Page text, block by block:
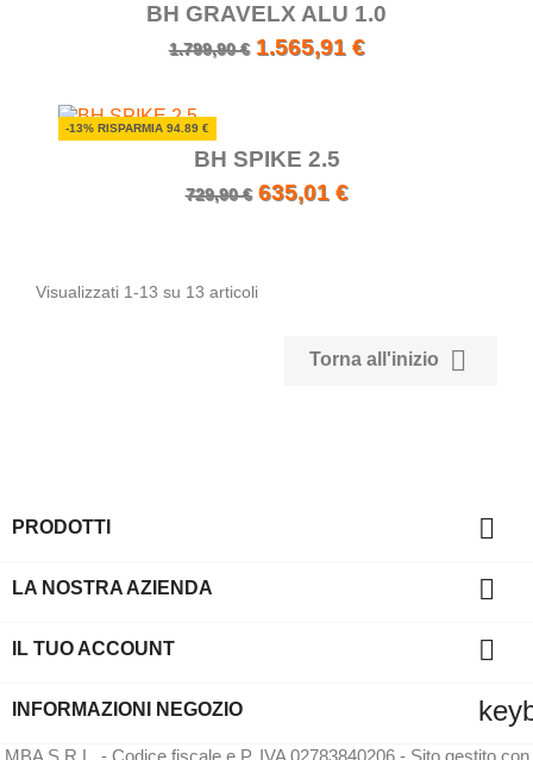
BH GRAVELX ALU 1.0
1.799,90 € 1.565,91 €
BH SPIKE 2.5
729,90 € 635,01 €
-13% RISPARMIA 94.89 €
Visualizzati 1-13 su 13 articoli
Torna all'inizio 
PRODOTTI 
LA NOSTRA AZIENDA 
IL TUO ACCOUNT 
INFORMAZIONI NEGOZIO
MBA S.R.L. - Codice fiscale e P. IVA 02783840206 - Sito gestito con